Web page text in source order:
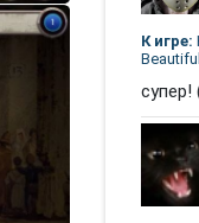
К игре:
супер!